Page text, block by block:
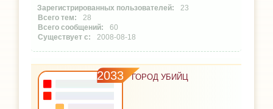
23
28
60
2008-08-18
2033 ГОРОД УБИЙЦ